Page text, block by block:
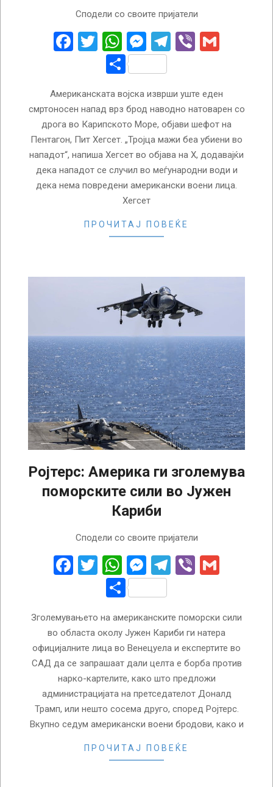
Сподели со своите пријатели
Facebook
Twitter
WhatsApp
Messenger
Telegram
Viber
Share
Американската војска изврши уште еден
смртоносен напад врз брод наводно натоварен со
дрога во Карипското Море, објави шефот на
Пентагон, Пит Хегсет. „Тројца мажи беа убиени во
нападот“, напиша Хегсет во објава на X, додавајќи
дека нападот се случил во меѓународни води и
дека нема повредени американски воени лица.
Хегсет
ПРОЧИТАЈ ПОВЕЌЕ
Ројтерс: Америка ги зголемува
поморските сили во Јужен
Кариби
Сподели со своите пријатели
Facebook
Twitter
WhatsApp
Messenger
Telegram
Viber
Share
Зголемувањето на американските поморски сили
во областа околу Јужен Кариби ги натера
официјалните лица во Венецуела и експертите во
САД да се запрашаат дали целта е борба против
нарко-картелите, како што предложи
администрацијата на претседателот Доналд
Трамп, или нешто сосема друго, според Ројтерс.
Вкупно седум американски воени бродови, како и
ПРОЧИТАЈ ПОВЕЌЕ